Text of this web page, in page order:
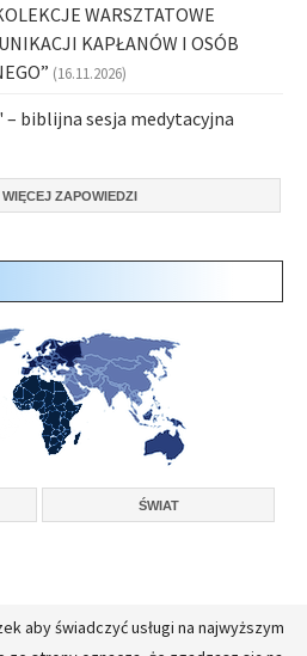
WARSZTATOWE
KAPŁANÓW I OSÓB
(16.11.2026)
biblijna sesja medytacyjna
ZAPOWIEDZI
ŚWIAT
Przełożonych Zakonów Męskich w
aby świadczyć usługi na najwyższym